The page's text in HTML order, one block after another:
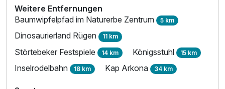
Weitere Entfernungen
Baumwipfelpfad im Naturerbe Zentrum 5 km
Dinosaurierland Rügen 11 km
Störtebeker Festspiele 14 km Königsstuhl 15 km
Inselrodelbahn 18 km Kap Arkona 34 km